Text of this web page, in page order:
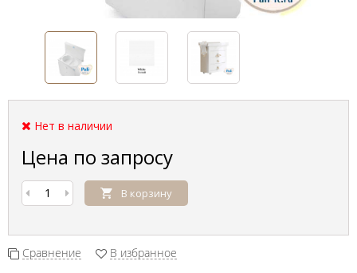
Нет в наличии
Цена по запросу
В корзину
Сравнение В избранное